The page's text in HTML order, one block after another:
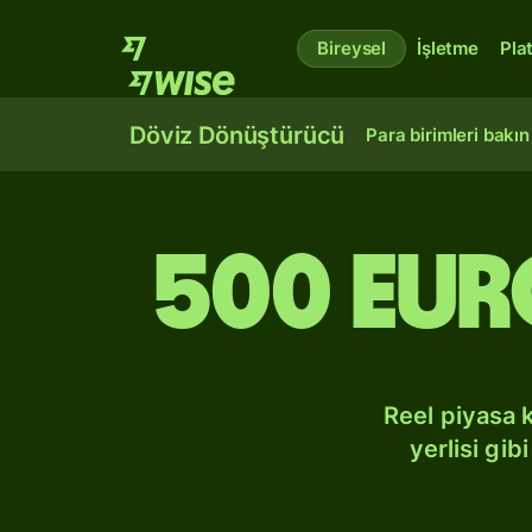
Bireysel İşletme
Döviz Dönüştürücü Para birimleri bakın
500
Reel piyasa
yerlisi gibi